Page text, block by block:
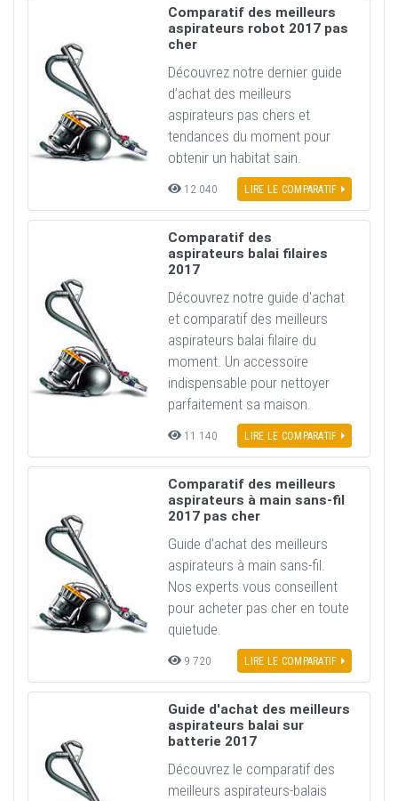
Comparatif des meilleurs
aspirateurs robot 2017 pas
cher
Découvrez notre dernier guide
d’achat des meilleurs
aspirateurs pas chers et
tendances du moment pour
obtenir un habitat sain.
12 040 LIRE LE COMPARATIF
Comparatif des
aspirateurs balai filaires
2017
Découvrez notre guide d'achat
et comparatif des meilleurs
aspirateurs balai filaire du
moment. Un accessoire
indispensable pour nettoyer
parfaitement sa maison.
11 140 LIRE LE COMPARATIF
Comparatif des meilleurs
aspirateurs à main sans-fil
2017 pas cher
Guide d’achat des meilleurs
aspirateurs à main sans-fil.
Nos experts vous conseillent
pour acheter pas cher en toute
quietude.
9 720 LIRE LE COMPARATIF
Guide d'achat des meilleurs
aspirateurs balai sur
batterie 2017
Découvrez le comparatif des
meilleurs aspirateurs-balais